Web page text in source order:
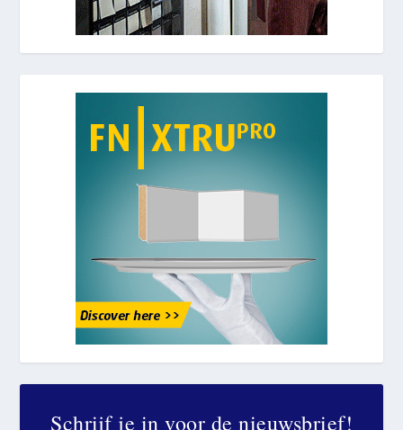
Schrijf je in voor de nieuwsbrief!